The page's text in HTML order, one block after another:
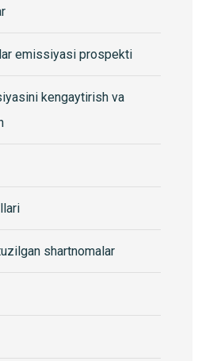
emissiyasi prospekti
kengaytirish va
shartnomalar